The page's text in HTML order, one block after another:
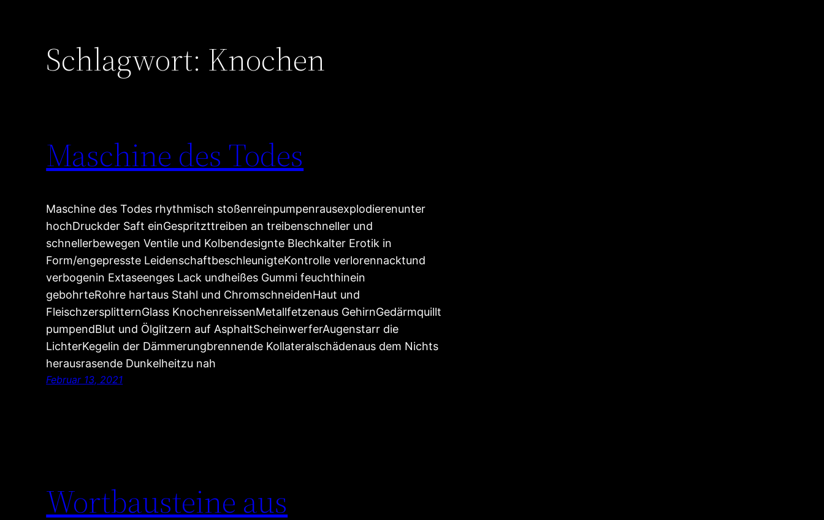
Schlagwort: Knochen
Maschine des Todes
Maschine des Todes rhythmisch stoßenreinpumpenrausexplodierenunter
hochDruckder Saft einGespritzttreiben an treibenschneller und
schnellerbewegen Ventile und Kolbendesignte Blechkalter Erotik in
Form/engepresste LeidenschaftbeschleunigteKontrolle verlorennacktund
verbogenin Extaseenges Lack undheißes Gummi feuchthinein
gebohrteRohre hartaus Stahl und ChromschneidenHaut und
FleischzersplitternGlass KnochenreissenMetallfetzenaus GehirnGedärmquillt
pumpendBlut und Ölglitzern auf AsphaltScheinwerferAugenstarr die
LichterKegelin der Dämmerungbrennende Kollateralschädenaus dem Nichts
herausrasende Dunkelheitzu nah
Februar 13, 2021
Wortbausteine aus